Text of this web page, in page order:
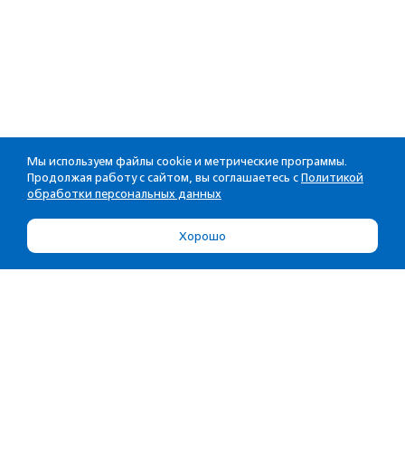
Мы используем файлы cookie и метрические программы.
Продолжая работу с сайтом, вы соглашаетесь с Политикой
обработки персональных данных
Хорошо